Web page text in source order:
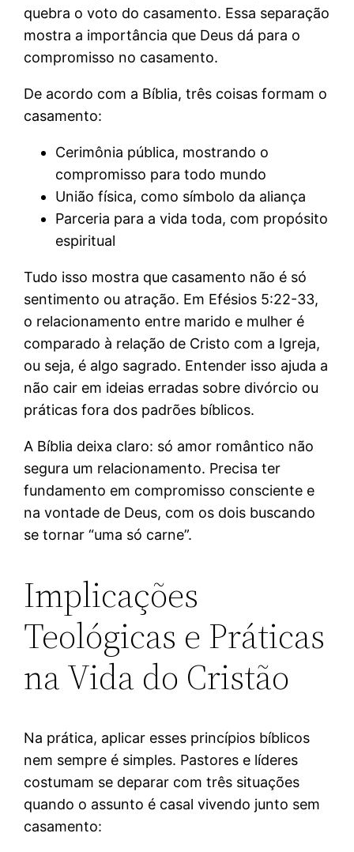
quebra o voto do casamento. Essa separação
mostra a importância que Deus dá para o
compromisso no casamento.
De acordo com a Bíblia, três coisas formam o
casamento:
Cerimônia pública, mostrando o
compromisso para todo mundo
União física, como símbolo da aliança
Parceria para a vida toda, com propósito
espiritual
Tudo isso mostra que casamento não é só
sentimento ou atração. Em Efésios 5:22-33,
o relacionamento entre marido e mulher é
comparado à relação de Cristo com a Igreja,
ou seja, é algo sagrado. Entender isso ajuda a
não cair em ideias erradas sobre divórcio ou
práticas fora dos padrões bíblicos.
A Bíblia deixa claro: só amor romântico não
segura um relacionamento. Precisa ter
fundamento em compromisso consciente e
na vontade de Deus, com os dois buscando
se tornar “uma só carne”.
Implicações
Teológicas e Práticas
na Vida do Cristão
Na prática, aplicar esses princípios bíblicos
nem sempre é simples. Pastores e líderes
costumam se deparar com três situações
quando o assunto é casal vivendo junto sem
casamento: